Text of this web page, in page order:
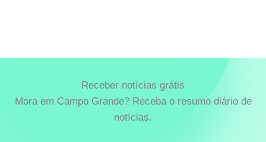
Receber notícias grátis
Mora em Campo Grande? Receba o resumo diário de
notícias.